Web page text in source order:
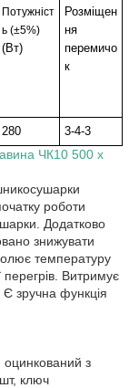
Потужніст
ь (±5%)
(Вт)
Розміщен
ня
перемичо
к
280 3-4-3
роботи
Додатково
знижувати
температуру
Витримує
зручна функція
з
ключ